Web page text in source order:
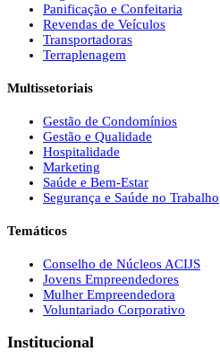
Panificação e Confeitaria
Revendas de Veículos
Transportadoras
Terraplenagem
Multissetoriais
Gestão de Condomínios
Gestão e Qualidade
Hospitalidade
Marketing
Saúde e Bem-Estar
Segurança e Saúde no Trabalho
Temáticos
Conselho de Núcleos ACIJS
Jovens Empreendedores
Mulher Empreendedora
Voluntariado Corporativo
Institucional